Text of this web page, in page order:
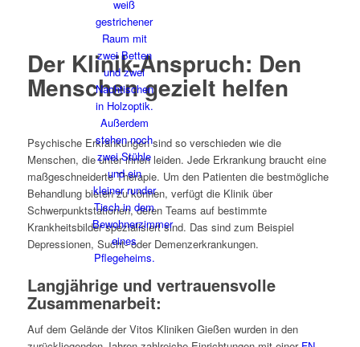
Der Klinik-Anspruch: Den
Menschen gezielt helfen
Psychische Erkrankungen sind so verschieden wie die
Menschen, die unter ihnen leiden. Jede Erkrankung braucht eine
maßgeschneiderte Therapie. Um den Patienten die bestmögliche
Behandlung bieten zu können, verfügt die Klinik über
Schwerpunktstationen, deren Teams auf bestimmte
Krankheitsbilder spezialisiert sind. Das sind zum Beispiel
Depressionen, Sucht- oder Demenzerkrankungen.
Langjährige und vertrauensvolle
Zusammenarbeit:
Auf dem Gelände der Vitos Kliniken Gießen wurden in den